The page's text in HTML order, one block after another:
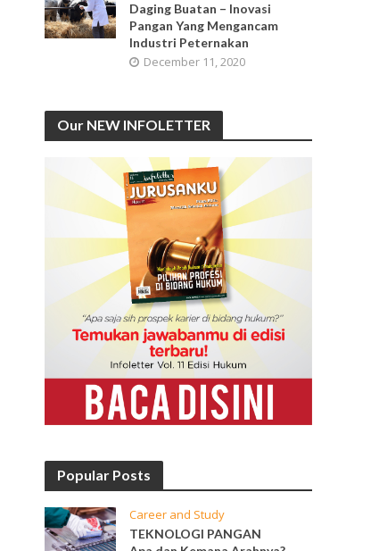
Daging Buatan – Inovasi
Pangan Yang Mengancam
Industri Peternakan
December 11, 2020
Our NEW INFOLETTER
Popular Posts
Career and Study
TEKNOLOGI PANGAN